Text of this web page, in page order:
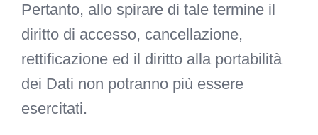
Pertanto, allo spirare di tale termine il
diritto di accesso, cancellazione,
rettificazione ed il diritto alla portabilità
dei Dati non potranno più essere
esercitati.